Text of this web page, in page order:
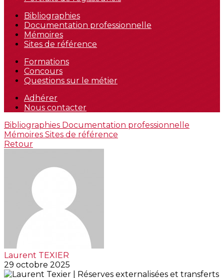
Bibliographies
Documentation professionnelle
Mémoires
Sites de référence
Formations
Concours
Questions sur le métier
Adhérer
Nous contacter
Bibliographies Documentation professionnelle
Mémoires Sites de référence
Retour
Laurent TEXIER
29 octobre 2025